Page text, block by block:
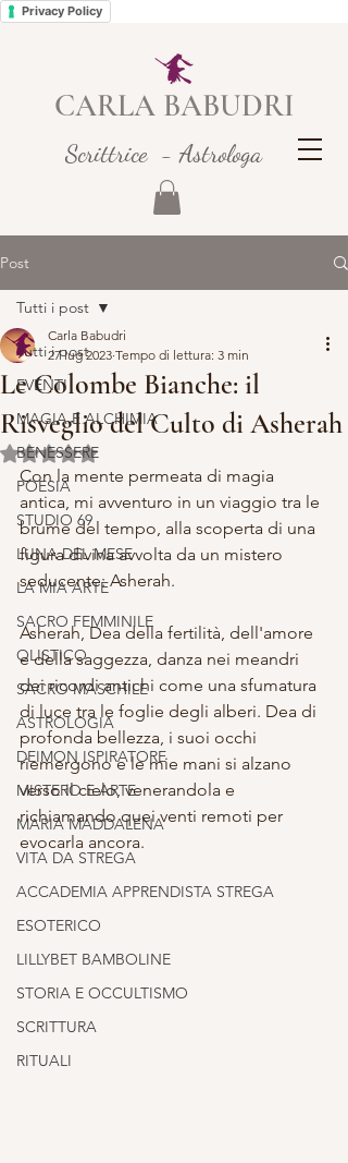
Privacy Policy
CARLA BABUDRI
Scrittrice - Astrologa
Post
Tutti i post
EVENTI
MAGIA E ALCHIMIA
BENESSERE
POESIA
STUDIO 69
LUNA DEL MESE
LA MIA ARTE
SACRO FEMMINILE
OLISTICO
SACRO MASCHILE
ASTROLOGIA
DEIMON ISPIRATORE
MISTERO E ARTE
MARIA MADDALENA
VITA DA STREGA
ACCADEMIA APPRENDISTA STREGA
ESOTERICO
LILLYBET BAMBOLINE
STORIA E OCCULTISMO
SCRITTURA
RITUALI
Tutti i post
Le Colombe Bianche: il
Risveglio del Culto di Asherah
Carla Babudri
27 lug 2023 Tempo di lettura: 3 min
Valutazione NaN stelle su 5.
Con la mente permeata di magia
antica, mi avventuro in un viaggio tra le
brume del tempo, alla scoperta di una
figura divina avvolta da un mistero
seducente: Asherah.
Asherah, Dea della fertilità, dell'amore
e della saggezza, danza nei meandri
dei ricordi antichi come una sfumatura
di luce tra le foglie degli alberi. Dea di
profonda bellezza, i suoi occhi
riemergono e le mie mani si alzano
verso il cielo, venerandola e
richiamando quei venti remoti per
evocarla ancora.